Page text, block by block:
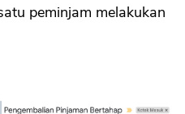
peminjam melakukan